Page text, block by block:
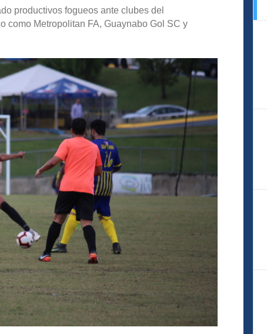
productivos fogueos ante clubes del
como Metropolitan FA, Guaynabo Gol SC y